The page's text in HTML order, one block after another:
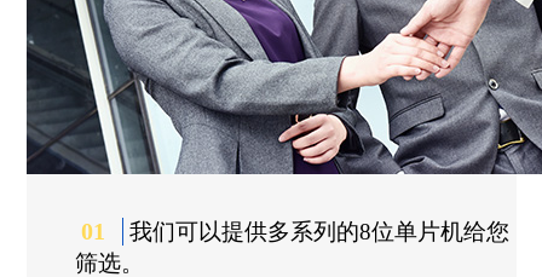
01
我们可以提供多系列的8位单片机给您
筛选。